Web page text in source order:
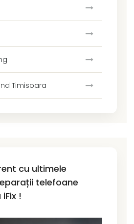
Timisoara
cu ultimele
telefoane
!